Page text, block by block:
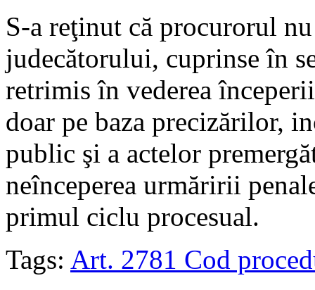
S-a reţinut că procurorul
judecătorului, cuprinse în
retrimis în vederea
doar pe baza precizărilor,
public şi a actelor
neînceperea urmăririi
primul ciclu procesual.
Tags: Art. 2781 Cod